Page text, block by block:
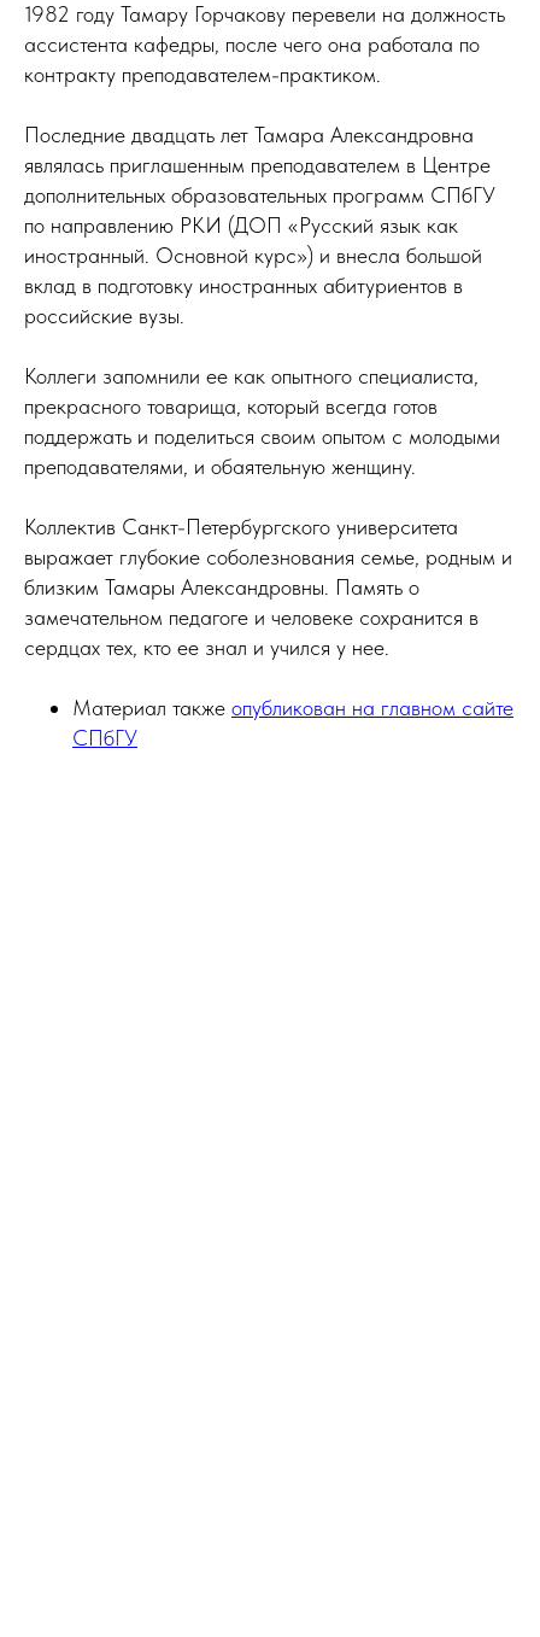
1982 году Тамару Горчакову перевели на должность
ассистента кафедры, после чего она работала по
контракту преподавателем-практиком.
Последние двадцать лет Тамара Александровна
являлась приглашенным преподавателем в Центре
дополнительных образовательных программ СПбГУ
по направлению РКИ (ДОП «Русский язык как
иностранный. Основной курс») и внесла большой
вклад в подготовку иностранных абитуриентов в
российские вузы.
Коллеги запомнили ее как опытного специалиста,
прекрасного товарища, который всегда готов
поддержать и поделиться своим опытом с молодыми
преподавателями, и обаятельную женщину.
Коллектив Санкт-Петербургского университета
выражает глубокие соболезнования семье, родным и
близким Тамары Александровны. Память о
замечательном педагоге и человеке сохранится в
сердцах тех, кто ее знал и учился у нее.
Материал также опубликован на главном сайте
СПбГУ